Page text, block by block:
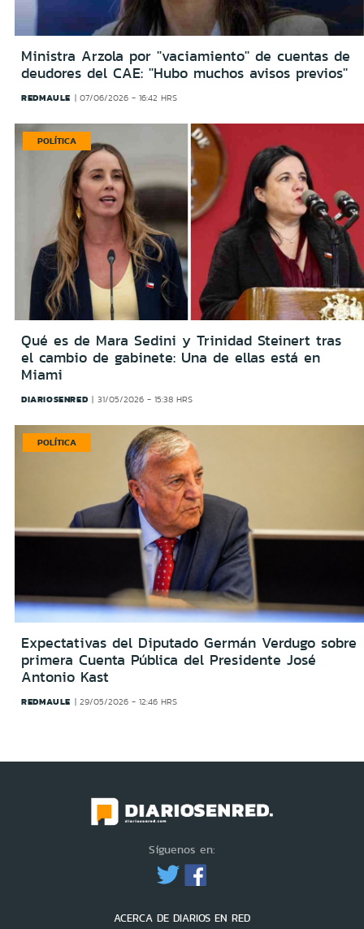
Ministra Arzola por ''vaciamiento'' de cuentas de
deudores del CAE: ''Hubo muchos avisos previos''
REDMAULE 07/06/2026 - 16:42 HRS
POLÍTICA
Qué es de Mara Sedini y Trinidad Steinert tras
el cambio de gabinete: Una de ellas está en
Miami
DIARIOSENRED 31/05/2026 - 15:38 HRS
POLÍTICA
Expectativas del Diputado Germán Verdugo sobre
primera Cuenta Pública del Presidente José
Antonio Kast
REDMAULE 29/05/2026 - 12:46 HRS
Síguenos en:
ACERCA DE DIARIOS EN RED